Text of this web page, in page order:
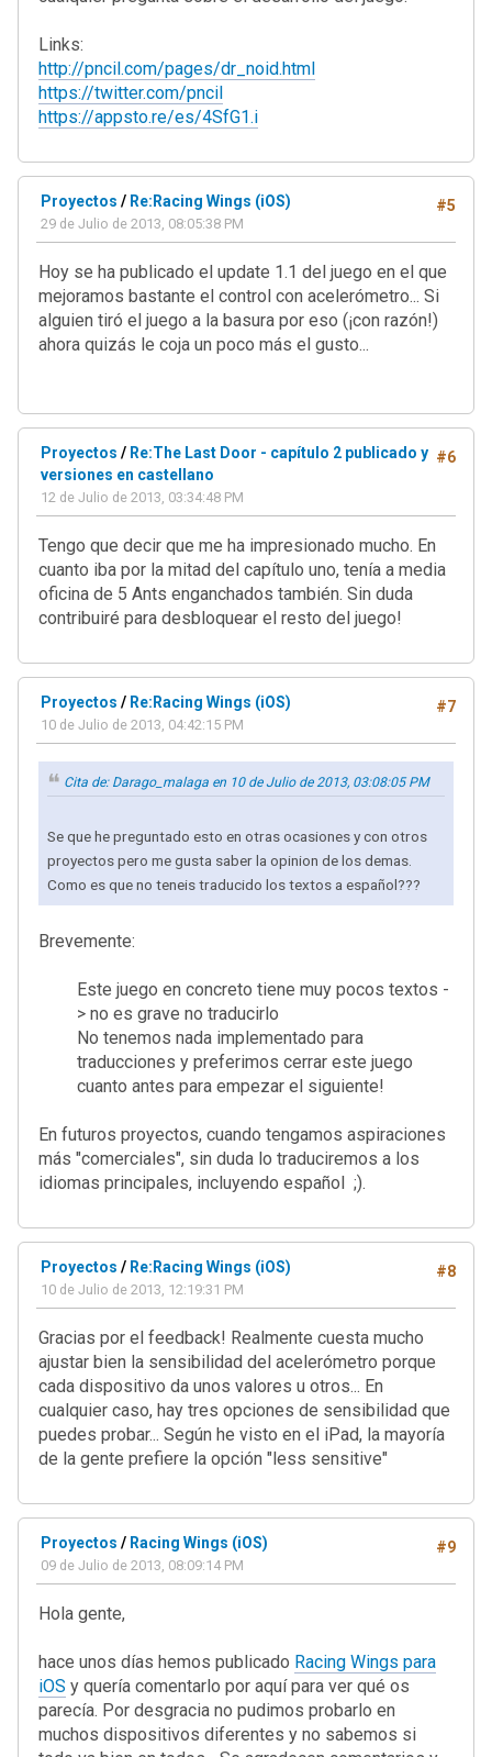
Links:
http://pncil.com/pages/dr_noid.html
https://twitter.com/pncil
https://appsto.re/es/4SfG1.i
#5
Proyectos / Re:Racing Wings (iOS)
29 de Julio de 2013, 08:05:38 PM
Hoy se ha publicado el update 1.1 del juego en el que
mejoramos bastante el control con acelerómetro... Si
alguien tiró el juego a la basura por eso (¡con razón!)
ahora quizás le coja un poco más el gusto...
#6
Proyectos / Re:The Last Door - capítulo 2 publicado y
versiones en castellano
12 de Julio de 2013, 03:34:48 PM
Tengo que decir que me ha impresionado mucho. En
cuanto iba por la mitad del capítulo uno, tenía a media
oficina de 5 Ants enganchados también. Sin duda
contribuiré para desbloquear el resto del juego!
#7
Proyectos / Re:Racing Wings (iOS)
10 de Julio de 2013, 04:42:15 PM
Cita de: Darago_malaga en 10 de Julio de 2013, 03:08:05 PM
Se que he preguntado esto en otras ocasiones y con otros
proyectos pero me gusta saber la opinion de los demas.
Como es que no teneis traducido los textos a español???
Brevemente:
Este juego en concreto tiene muy pocos textos -
> no es grave no traducirlo
No tenemos nada implementado para
traducciones y preferimos cerrar este juego
cuanto antes para empezar el siguiente!
En futuros proyectos, cuando tengamos aspiraciones
más "comerciales", sin duda lo traduciremos a los
idiomas principales, incluyendo español ;).
#8
Proyectos / Re:Racing Wings (iOS)
10 de Julio de 2013, 12:19:31 PM
Gracias por el feedback! Realmente cuesta mucho
ajustar bien la sensibilidad del acelerómetro porque
cada dispositivo da unos valores u otros... En
cualquier caso, hay tres opciones de sensibilidad que
puedes probar... Según he visto en el iPad, la mayoría
de la gente prefiere la opción "less sensitive"
#9
Proyectos / Racing Wings (iOS)
09 de Julio de 2013, 08:09:14 PM
Hola gente,
hace unos días hemos publicado Racing Wings para
iOS y quería comentarlo por aquí para ver qué os
parecía. Por desgracia no pudimos probarlo en
muchos dispositivos diferentes y no sabemos si